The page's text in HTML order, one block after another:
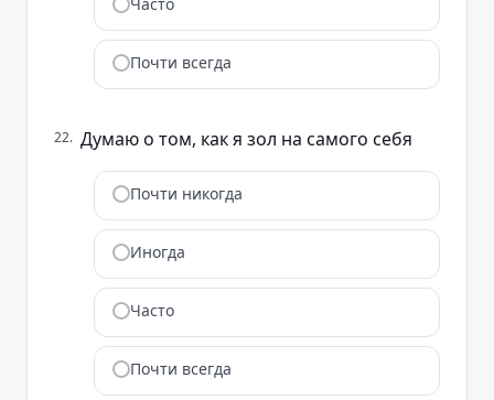
Почти всегда
22. Думаю о том, как я зол на самого себя
Почти никогда
Иногда
Часто
Почти всегда